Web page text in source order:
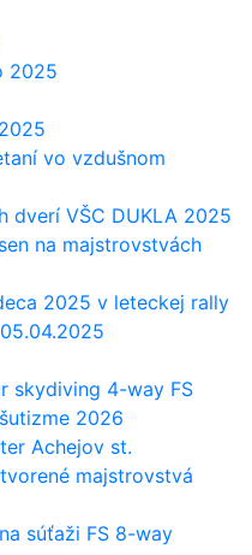
2025
vo vzdušnom
dverí VŠC DUKLA 2025
na majstrovstvách
2025 v leteckej rally
skydiving 4-way FS
2026
Achejov st.
majstrovstvá
súťaži FS 8-way